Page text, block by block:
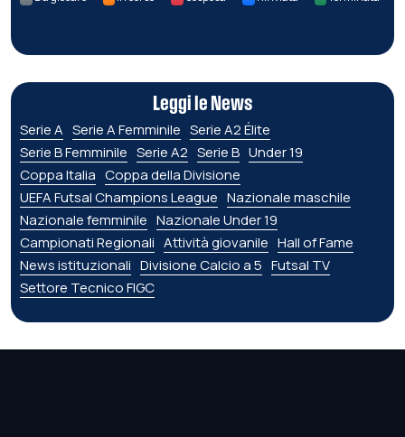
Leggi le News
Serie A Serie A Femminile Serie A2 Élite
Serie B Femminile Serie A2 Serie B Under 19
Coppa Italia Coppa della Divisione
UEFA Futsal Champions League Nazionale maschile
Nazionale femminile Nazionale Under 19
Campionati Regionali Attività giovanile Hall of Fame
News istituzionali Divisione Calcio a 5 Futsal TV
Settore Tecnico FIGC